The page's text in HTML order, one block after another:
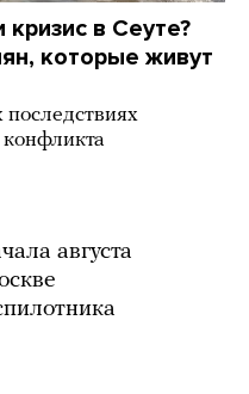
в Сеуте?
которые живут
августа